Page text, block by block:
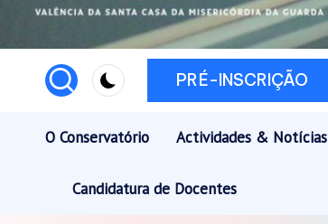
PRÉ-INSCRIÇÃO
O Conservatório Actividades & Notícias
Candidatura de Docentes